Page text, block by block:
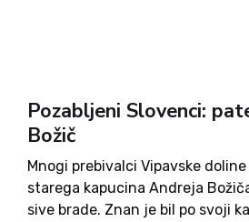
Pozabljeni Slovenci:
Božič
Mnogi prebivalci Vipavske
starega kapucina Andreja
sive brade. Znan je bil po svoji